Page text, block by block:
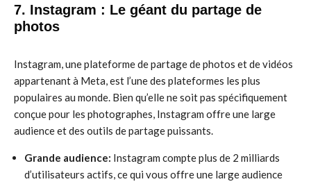
7. Instagram : Le géant du partage de
photos
Instagram, une plateforme de partage de photos et de vidéos
appartenant à Meta, est l’une des plateformes les plus
populaires au monde. Bien qu’elle ne soit pas spécifiquement
conçue pour les photographes, Instagram offre une large
audience et des outils de partage puissants.
Grande audience: Instagram compte plus de 2 milliards
d’utilisateurs actifs, ce qui vous offre une large audience